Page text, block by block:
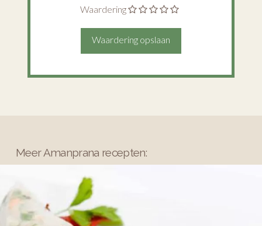
Waardering
Meer Amanprana recepten: